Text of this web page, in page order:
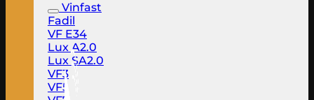
Vinfast
Fadil
VF E34
Lux A2.0
Lux SA2.0
VF3
VF5